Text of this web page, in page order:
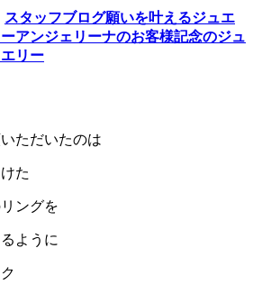
スタッフブログ願いを叶えるジュエ
アンジェリーナのお客様記念のジュ
リー
ただいたのは
た
ングを
ように